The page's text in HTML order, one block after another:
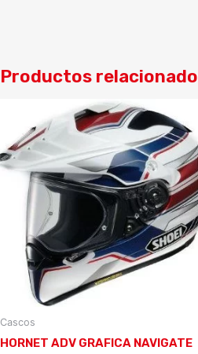
Productos
Cascos
HORNET ADV GRAFICA NAVIGATE